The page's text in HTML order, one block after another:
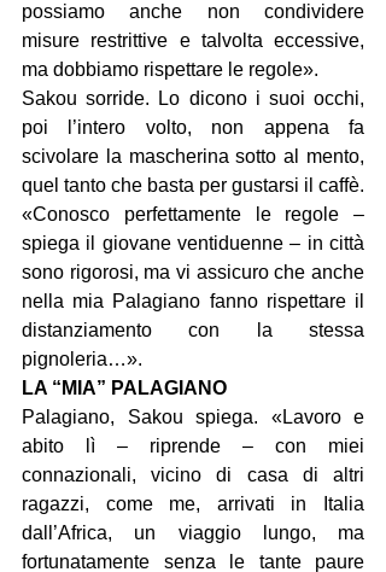
possiamo anche non condividere
misure restrittive e talvolta eccessive,
ma dobbiamo rispettare le regole».
Sakou sorride. Lo dicono i suoi occhi,
poi l’intero volto, non appena fa
scivolare la mascherina sotto al mento,
quel tanto che basta per gustarsi il caffè.
«Conosco perfettamente le regole –
spiega il giovane ventiduenne – in città
sono rigorosi, ma vi assicuro che anche
nella mia Palagiano fanno rispettare il
distanziamento con la stessa
pignoleria…».
LA “MIA” PALAGIANO
Palagiano, Sakou spiega. «Lavoro e
abito lì – riprende – con miei
connazionali, vicino di casa di altri
ragazzi, come me, arrivati in Italia
dall’Africa, un viaggio lungo, ma
fortunatamente senza le tante paure